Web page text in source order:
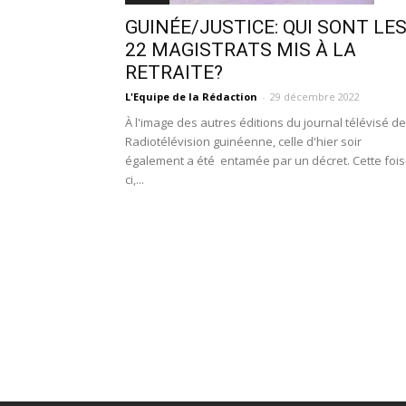
GUINÉE/JUSTICE: QUI SONT LES
22 MAGISTRATS MIS À LA
RETRAITE?
L'Equipe de la Rédaction - 29 décembre 2022
À l'image des autres éditions du journal télévisé
Radiotélévision guinéenne, celle d'hier soir
également a été entamée par un décret. Cette
ci,...